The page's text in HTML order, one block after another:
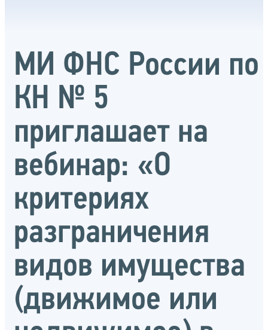
МИ ФНС России по
КН № 5
приглашает на
вебинар: «О
критериях
разграничения
видов имущества
(движимое или